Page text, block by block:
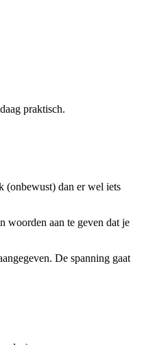
praktisch.
(onbewust) dan er wel iets
woorden aan te geven dat je
De spanning gaat